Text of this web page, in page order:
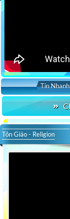
Tin Nhanh
Tôn Giáo - Religion